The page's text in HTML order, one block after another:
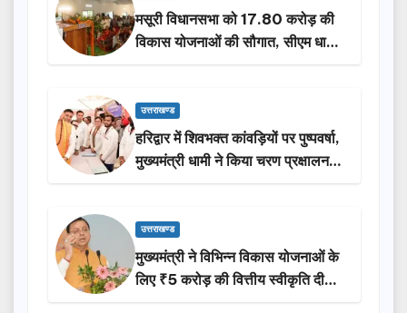
मसूरी विधानसभा को 17.80 करोड़ की
विकास योजनाओं की सौगात, सीएम धामी
ने किया लोकार्पण-शिलान्यास.
उत्तराखण्ड
हरिद्वार में शिवभक्त कांवड़ियों पर पुष्पवर्षा,
मुख्यमंत्री धामी ने किया चरण प्रक्षालन…
उत्तराखण्ड
मुख्यमंत्री ने विभिन्न विकास योजनाओं के
लिए ₹5 करोड़ की वित्तीय स्वीकृति दी…